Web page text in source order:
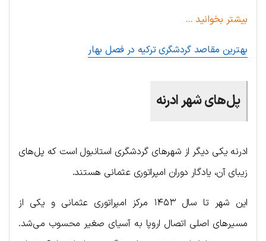
بیشتر بخوانید …
بهترین مقاصد گردشگری ترکیه در فصل بهار
پل‌های شهر ادرنه
ادرنه یکی دیگر از شهرهای گردشگری استانبول است که پل‌های
زیبای آن، یادگار دوران امپراتوری عثمانی هستند.
این شهر تا سال ۱۴۵۳ مرکز امپراتوری عثمانی و یکی از
مسیرهای اصلی اتصال اروپا به آسیای صغیر محسوب می‌شد.